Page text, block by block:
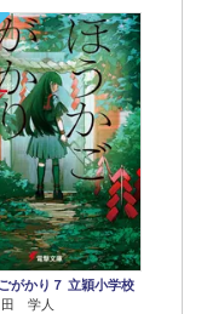
がかり７ 立穎小学校
田 学人